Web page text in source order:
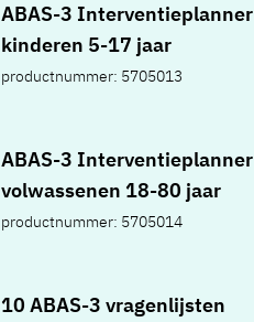
ABAS-3 Interventieplanner
kinderen 5-17 jaar
productnummer: 5705013
ABAS-3 Interventieplanner
volwassenen 18-80 jaar
productnummer: 5705014
10 ABAS-3 vragenlijsten